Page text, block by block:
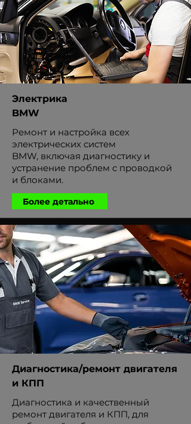
Электрика
BMW
Ремонт и настройка всех
электрических систем
BMW, включая диагностику и
устранение проблем с проводкой
и блоками.
Более детально
Диагностика/ремонт двигателя
и КПП
Диагностика и качественный
ремонт двигателя и КПП, для